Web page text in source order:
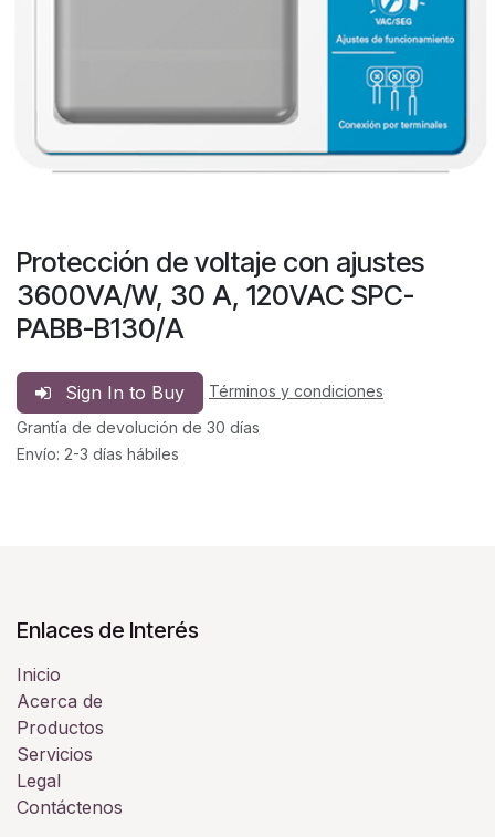
Protección de voltaje con ajustes
3600VA/W, 30 A, 120VAC SPC-
PABB-B130/A
Sign In to Buy
Términos y condiciones
Grantía de devolución de 30 días
Envío: 2-3 días hábiles
Enlaces de Interés
Inicio
Acerca de
Productos
Servicios
Legal
Contáctenos